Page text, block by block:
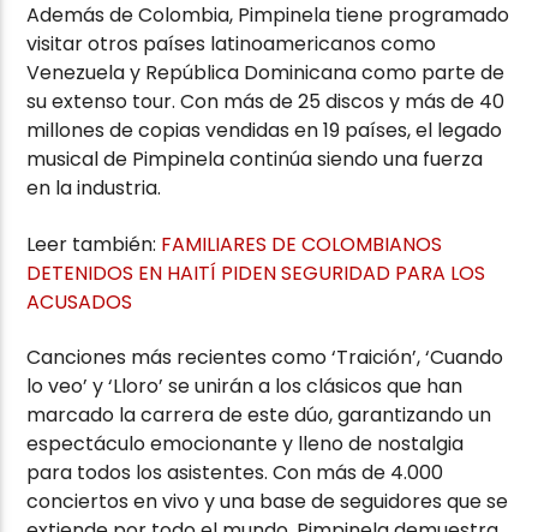
Además de Colombia, Pimpinela tiene programado
visitar otros países latinoamericanos como
Venezuela y República Dominicana como parte de
su extenso tour. Con más de 25 discos y más de 40
millones de copias vendidas en 19 países, el legado
musical de Pimpinela continúa siendo una fuerza
en la industria.
Leer también: FAMILIARES DE COLOMBIANOS
DETENIDOS EN HAITÍ PIDEN SEGURIDAD PARA LOS
ACUSADOS
Canciones más recientes como ‘Traición’, ‘Cuando
lo veo’ y ‘Lloro’ se unirán a los clásicos que han
marcado la carrera de este dúo, garantizando un
espectáculo emocionante y lleno de nostalgia
para todos los asistentes. Con más de 4.000
conciertos en vivo y una base de seguidores que se